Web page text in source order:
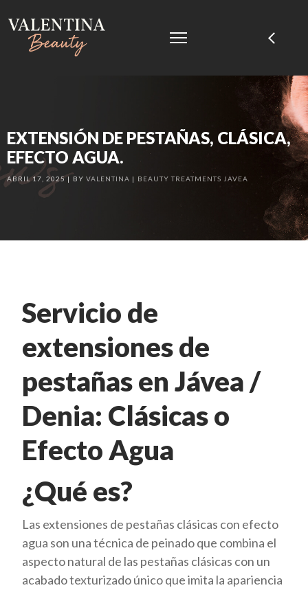
EXTENSIÓN DE PESTAÑAS, CLÁSICA,
EFECTO AGUA.
ABRIL 17, 2025 BY VALENTINA BEAUTY TREATMENTS JAVEA
Servicio de
extensiones de
pestañas en Jávea /
Denia: Clásicas o
Efecto Agua
¿Qué es?
Las extensiones de pestañas clásicas con efecto
agua son una técnica de peinado que combina el
aspecto natural de las pestañas clásicas con un
acabado texturizado único que imita la apariencia